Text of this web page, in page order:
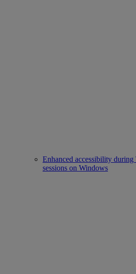
Enhanced accessibility
sessions on Windows